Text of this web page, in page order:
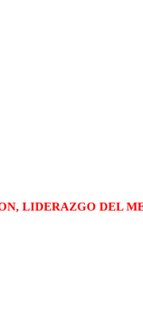
LIDERAZGO DEL